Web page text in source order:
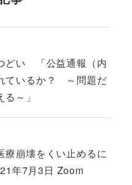
どい 「公益通報（内
ているか？ ～問題だ
～」
療崩壊をくい止めるに
年7月3日 Zoom